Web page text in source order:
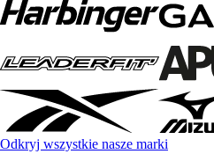
Odkryj wszystkie nasze marki